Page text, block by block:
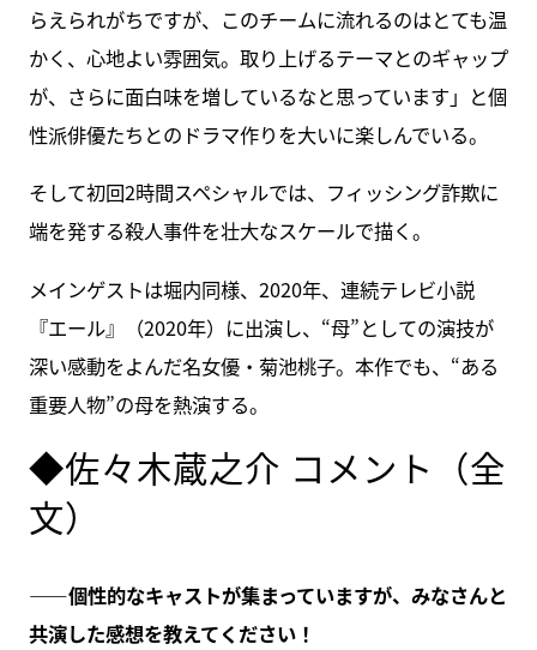
らえられがちですが、このチームに流れるのはとても温
かく、心地よい雰囲気。取り上げるテーマとのギャップ
が、さらに面白味を増しているなと思っています」と個
性派俳優たちとのドラマ作りを大いに楽しんでいる。
そして初回2時間スペシャルでは、フィッシング詐欺に
端を発する殺人事件を壮大なスケールで描く。
メインゲストは堀内同様、2020年、連続テレビ小説
『エール』（2020年）に出演し、“母”としての演技が
深い感動をよんだ名女優・菊池桃子。本作でも、“ある
重要人物”の母を熱演する。
◆佐々木蔵之介 コメント（全
文）
――個性的なキャストが集まっていますが、みなさんと
共演した感想を教えてください！